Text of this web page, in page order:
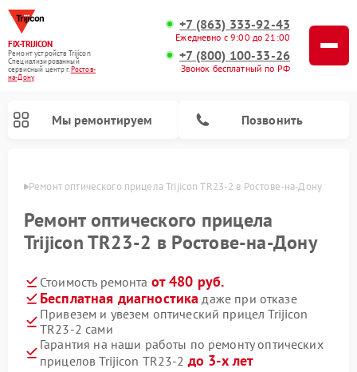
FIX-TRIJICON
Ремонт устройств Trijicon
Специализированный
cервисный центр г.Ростов-
на-Дону
+7 (863) 333-92-43
Ежедневно с 9:00 до 21:00
+7 (800) 100-33-26
Звонок бесплатный по РФ
Мы ремонтируем Позвонить
Ремонт оптического прицела Trijicon TR23-2 в Ростове-на-Дону
Ремонт оптического прицела
Trijicon TR23-2 в Ростове-на-Дону
Стоимость ремонта от 480 руб.
Бесплатная диагностика даже при отказе
Привезем и увезем оптический прицел Trijicon
TR23-2 сами
Гарантия на наши работы по ремонту оптических
прицелов Trijicon TR23-2 до 3-х лет